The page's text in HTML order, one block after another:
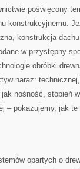
poświęcony
konstrukcyjnemu.
konstrukcja
w przystępny
obróbki
naraz:
nośność, stopień
– pokazujemy, jak te
opartych o